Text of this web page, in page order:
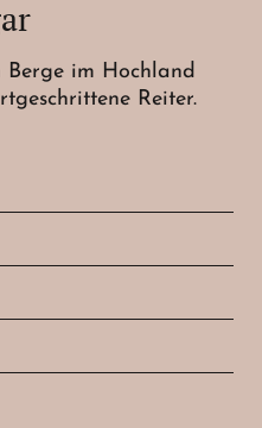
im Hochland
Reiter.